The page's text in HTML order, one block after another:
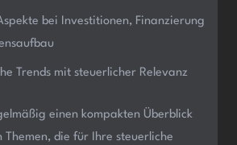
bei Investitionen, Finanzierung
Trends mit steuerlicher Relevanz
einen kompakten Überblick
die für Ihre steuerliche